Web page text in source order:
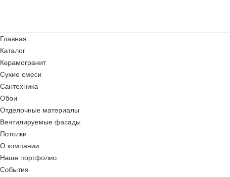
Главная
Каталог
Керамогранит
Сухие смеси
Сантехника
Обои
Отделочные материалы
Вентилируемые фасады
Потолки
О компании
Наше портфолио
События